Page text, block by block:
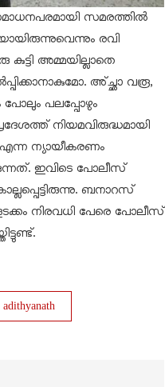
സമാധനപരമായി സമരത്തിൽ
രവി
അമ്മയില്ലാതെ
അ്ച്ഛാ വരൂ,
പലപ്പോഴും
നിയമവിരുദ്ധമായി
ന്യായീകരണം
ഇവിടെ പോലീസ്
ബനാറസ്
നിരവധി പേരെ പോലീസ്